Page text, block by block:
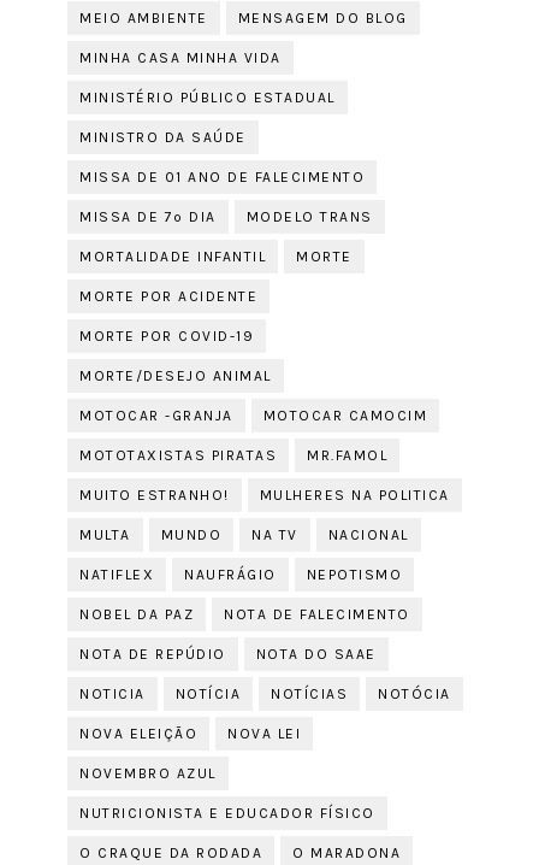
MEIO AMBIENTE MENSAGEM DO BLOG
MINHA CASA MINHA VIDA
MINISTÉRIO PÚBLICO ESTADUAL
MINISTRO DA SAÚDE
MISSA DE 01 ANO DE FALECIMENTO
MISSA DE 7º DIA MODELO TRANS
MORTALIDADE INFANTIL MORTE
MORTE POR ACIDENTE
MORTE POR COVID-19
MORTE/DESEJO ANIMAL
MOTOCAR -GRANJA MOTOCAR CAMOCIM
MOTOTAXISTAS PIRATAS MR.FAMOL
MUITO ESTRANHO! MULHERES NA POLITICA
MULTA MUNDO NA TV NACIONAL
NATIFLEX NAUFRÁGIO NEPOTISMO
NOBEL DA PAZ NOTA DE FALECIMENTO
NOTA DE REPÚDIO NOTA DO SAAE
NOTICIA NOTÍCIA NOTÍCIAS NOTÓCIA
NOVA ELEIÇÃO NOVA LEI
NOVEMBRO AZUL
NUTRICIONISTA E EDUCADOR FÍSICO
O CRAQUE DA RODADA O MARADONA